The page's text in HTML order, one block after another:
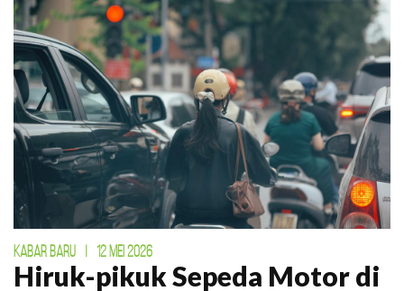
KABAR BARU | 12 MEI 2026
Hiruk-pikuk Sepeda Motor di